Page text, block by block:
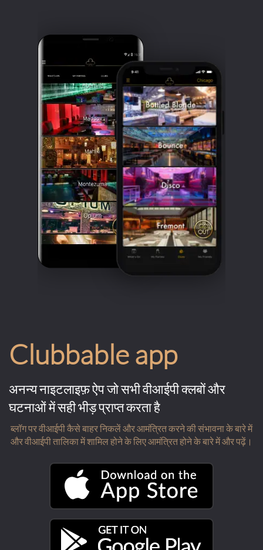
Clubbable app
अनन्य नाइटलाइफ़ ऐप जो सभी वीआईपी क्लबों और
घटनाओं में सही भीड़ प्राप्त करता है
ब्लॉग पर वीआईपी कैसे बाहर निकलें और आमंत्रित करने की संभावना के बारे में
और वीआईपी तालिका में शामिल होने के लिए आमंत्रित होने के बारे में और पढ़ें।